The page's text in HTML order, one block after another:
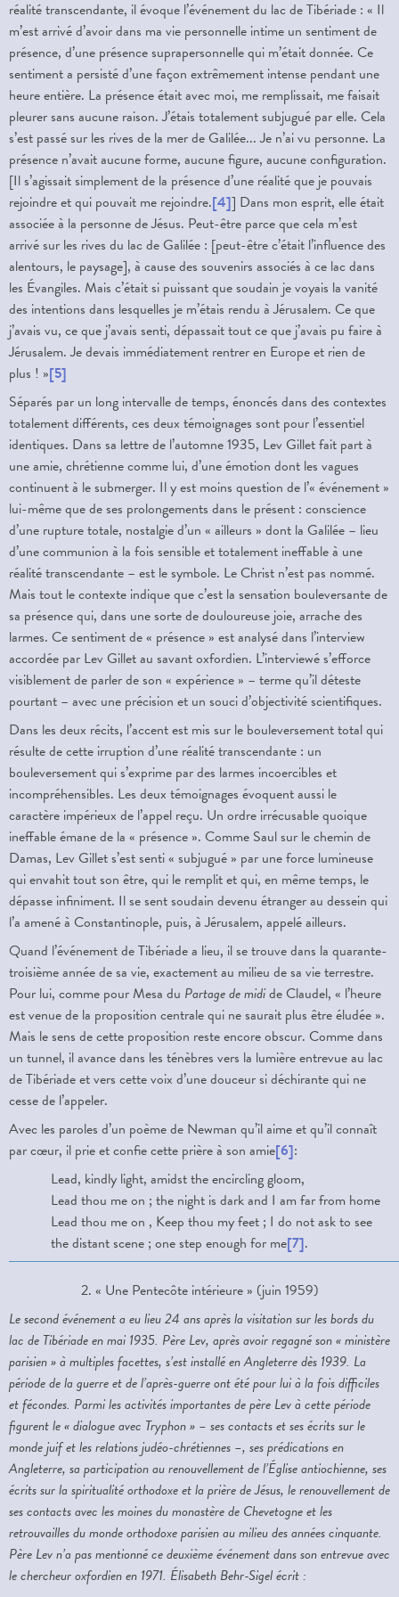
réalité transcendante, il évoque l’événement du lac de Tibériade : « Il
m’est arrivé d’avoir dans ma vie personnelle intime un sentiment de
présence, d’une présence suprapersonnelle qui m’était donnée. Ce
sentiment a persisté d’une façon extrêmement intense pendant une
heure entière. La présence était avec moi, me remplissait, me faisait
pleurer sans aucune raison. J’étais totalement subjugué par elle. Cela
s’est passé sur les rives de la mer de Galilée... Je n’ai vu personne. La
présence n’avait aucune forme, aucune figure, aucune configuration.
[Il s’agissait simplement de la présence d’une réalité que je pouvais
rejoindre et qui pouvait me rejoindre.[4]] Dans mon esprit, elle était
associée à la personne de Jésus. Peut-être parce que cela m’est
arrivé sur les rives du lac de Galilée : [peut-être c’était l’influence des
alentours, le paysage], à cause des souvenirs associés à ce lac dans
les Évangiles. Mais c’était si puissant que soudain je voyais la vanité
des intentions dans lesquelles je m’étais rendu à Jérusalem. Ce que
j’avais vu, ce que j’avais senti, dépassait tout ce que j’avais pu faire à
Jérusalem. Je devais immédiatement rentrer en Europe et rien de
plus ! »[5]
Séparés par un long intervalle de temps, énoncés dans des contextes
totalement différents, ces deux témoignages sont pour l’essentiel
identiques. Dans sa lettre de l’automne 1935, Lev Gillet fait part à
une amie, chrétienne comme lui, d’une émotion dont les vagues
continuent à le submerger. Il y est moins question de l’« événement »
lui-même que de ses prolongements dans le présent : conscience
d’une rupture totale, nostalgie d’un « ailleurs » dont la Galilée – lieu
d’une communion à la fois sensible et totalement ineffable à une
réalité transcendante – est le symbole. Le Christ n’est pas nommé.
Mais tout le contexte indique que c’est la sensation bouleversante de
sa présence qui, dans une sorte de douloureuse joie, arrache des
larmes. Ce sentiment de « présence » est analysé dans l’interview
accordée par Lev Gillet au savant oxfordien. L’interviewé s’efforce
visiblement de parler de son « expérience » – terme qu’il déteste
pourtant – avec une précision et un souci d’objectivité scientifiques.
Dans les deux récits, l’accent est mis sur le bouleversement total qui
résulte de cette irruption d’une réalité transcendante : un
bouleversement qui s’exprime par des larmes incoercibles et
incompréhensibles. Les deux témoignages évoquent aussi le
caractère impérieux de l’appel reçu. Un ordre irrécusable quoique
ineffable émane de la « présence ». Comme Saul sur le chemin de
Damas, Lev Gillet s’est senti « subjugué » par une force lumineuse
qui envahit tout son être, qui le remplit et qui, en même temps, le
dépasse infiniment. Il se sent soudain devenu étranger au dessein qui
l’a amené à Constantinople, puis, à Jérusalem, appelé ailleurs.
Quand l’événement de Tibériade a lieu, il se trouve dans la quarante-
troisième année de sa vie, exactement au milieu de sa vie terrestre.
Pour lui, comme pour Mesa du Partage de midide Claudel, « l’heure
est venue de la proposition centrale qui ne saurait plus être éludée ».
Mais le sens de cette proposition reste encore obscur. Comme dans
un tunnel, il avance dans les ténèbres vers la lumière entrevue au lac
de Tibériade et vers cette voix d’une douceur si déchirante qui ne
cesse de l’appeler.
Avec les paroles d’un poème de Newman qu’il aime et qu’il connaît
par cœur, il prie et confie cette prière à son amie[6]:
Lead, kindly light, amidst the encircling gloom,
Lead thou me on ; the night is dark and I am far from home
Lead thou me on , Keep thou my feet ; I do not ask to see
the distant scene ; one step enough for me[7].
2. « Une Pentecôte intérieure » (juin 1959)
Le second événement a eu lieu 24 ans après la visitation sur les bords du
lac de Tibériade en mai 1935. Père Lev, après avoir regagné son « ministère
parisien » à multiples facettes, s’est installé en Angleterre dès 1939. La
période de la guerre et de l’après-guerre ont été pour lui à la fois difficiles
et fécondes. Parmi les activités importantes de père Lev à cette période
figurent le « dialogue avec Tryphon » – ses contacts et ses écrits sur le
monde juif et les relations judéo-chrétiennes –, ses prédications en
Angleterre, sa participation au renouvellement de l’Église antiochienne, ses
écrits sur la spiritualité orthodoxe et la prière de Jésus, le renouvellement de
ses contacts avec les moines du monastère de Chevetogne et les
retrouvailles du monde orthodoxe parisien au milieu des années cinquante.
Père Lev n’a pas mentionné ce deuxième événement dans son entrevue avec
le chercheur oxfordien en 1971. Élisabeth Behr-Sigel écrit :